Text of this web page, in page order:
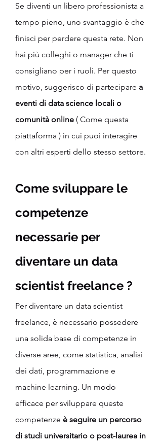
Se diventi un libero professionista a
tempo pieno, uno svantaggio è che
finisci per perdere questa rete. Non
hai più colleghi o manager che ti
consigliano per i ruoli. Per questo
motivo, suggerisco di partecipare a
eventi di data science locali o
comunità online ( Come questa
piattaforma ) in cui puoi interagire
con altri esperti dello stesso settore.
Come sviluppare le
competenze
necessarie per
diventare un data
scientist freelance ?
Per diventare un data scientist
freelance, è necessario possedere
una solida base di competenze in
diverse aree, come statistica, analisi
dei dati, programmazione e
machine learning. Un modo
efficace per sviluppare queste
competenze è seguire un percorso
di studi universitario o post-laurea in